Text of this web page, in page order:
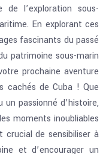
de l’exploration sous-
En explorant ces
fascinants du passé
patrimoine sous-marin
prochaine aventure
cachés de Cuba ! Que
passionné d’histoire,
moments inoubliables
crucial de sensibiliser à
et d’encourager un